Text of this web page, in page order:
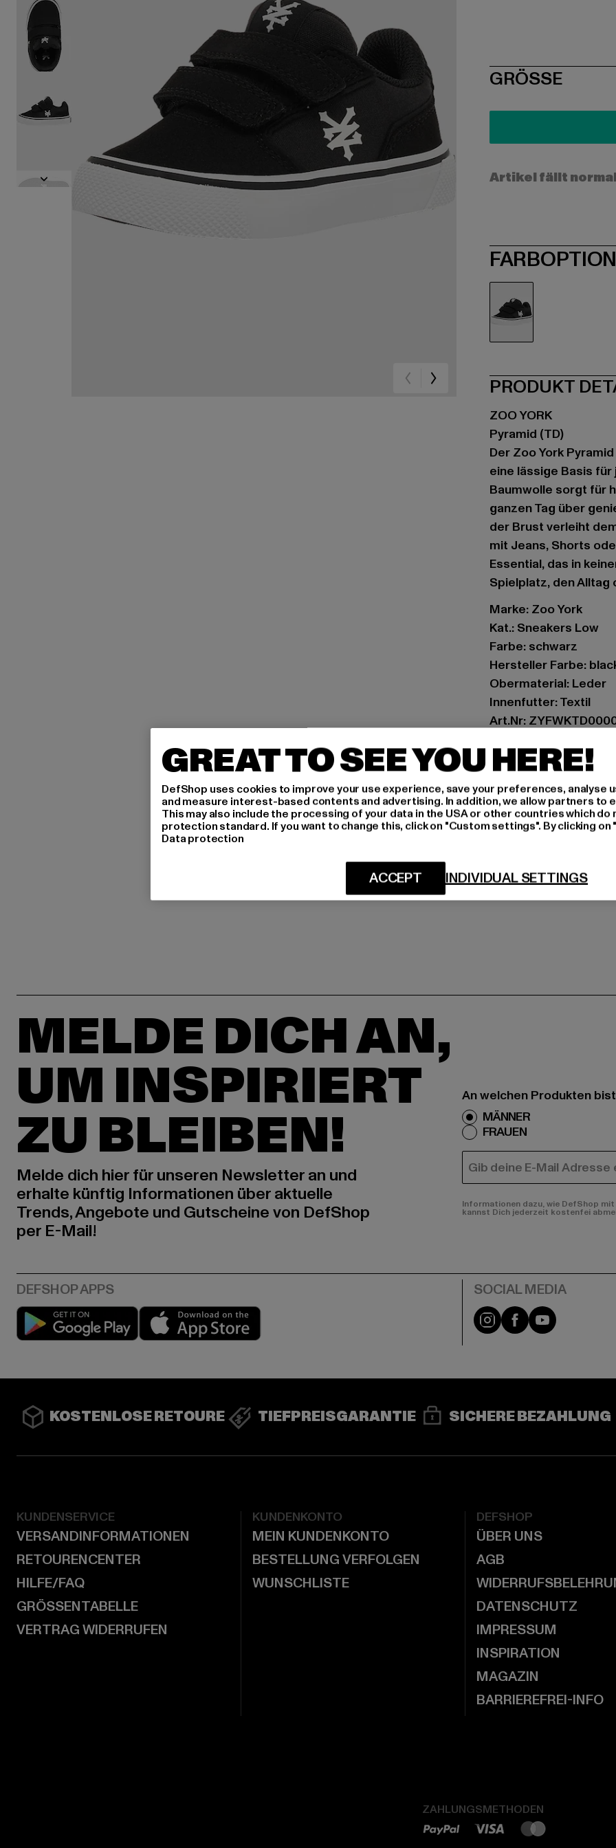
SIZE
GRÖSSE
Artikel fällt
PRODUKT
ZOO YORK
Pyramid (TD)
Der Zoo York
eine lässige Basis
Baumwolle sorgt für
ganzen Tag über
der Brust verleiht
mit Jeans, Shorts
Essential, das in
Spielplatz, den
Marke: Zoo York
Kat.: Sneakers Low
Farbe: schwarz
Hersteller Farbe:
Obermaterial: Leder
Innenfutter: Textil
Art.Nr:
Hersteller: TB
Dr.-Robert-Murjahn-
GRÖSSE
LIEFERUNG &
MELDE DICH AN,
UM INSPIRIERT
ZU BLEIBEN!
Melde dich hier für unseren Newsletter an und
erhalte künftig Informationen über aktuelle
Trends, Angebote und Gutscheine von DefShop
per E-Mail!
An welchen Produkten
MÄNNER
FRAUEN
E-MAIL
Informationen dazu, wie DefShop
kannst Dich jederzeit kostenfei
Play market Instagram
FacebookYouTube
KOSTENLOSE RETOURE TIEFPREISGARANTIE SICHERE BEZAHLUNG
KUNDENSERVICE
VERSANDINFORMATIONEN
RETOURENCENTER
HILFE/FAQ
GRÖSSENTABELLE
VERTRAG WIDERRUFEN
KUNDENKONTO
MEIN KUNDENKONTO
BESTELLUNG VERFOLGEN
WUNSCHLISTE
DEFSHOP
ÜBER UNS
AGB
DATENSCHUTZ
IMPRESSUM
INSPIRATION
MAGAZIN
BARRIEREFREI-INFO
ZAHLUNGSMETHODEN
GREAT TO SEE YOU HERE!
DefShop uses cookies to improve your use experience, save your preferences, analyse
and measure interest-based contents and advertising. In addition, we allow partners to
This may also include the processing of your data in the USA or other countries which do
protection standard. If you want to change this, click on "Custom settings". By clicking
Data protection
INDIVIDUAL SETTINGS
ACCEPT